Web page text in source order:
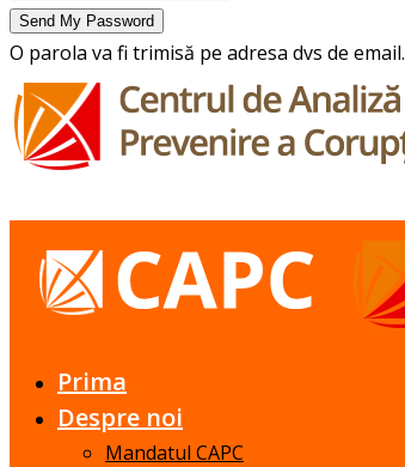
O parola va fi trimisă pe adresa dvs de email.
Prima
Despre noi
Mandatul CAPC